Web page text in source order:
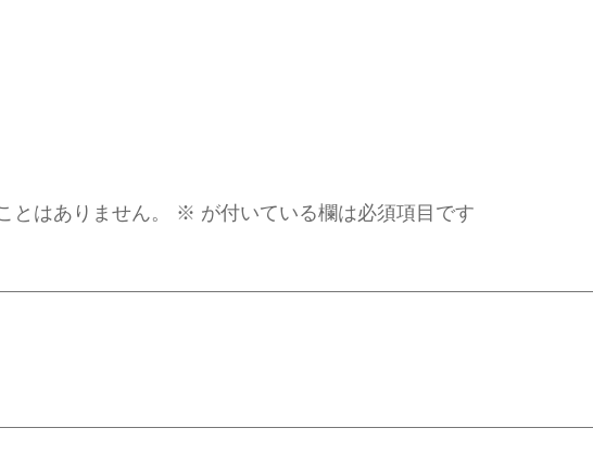
とはありません。 ※ が付いている欄は必須項目です